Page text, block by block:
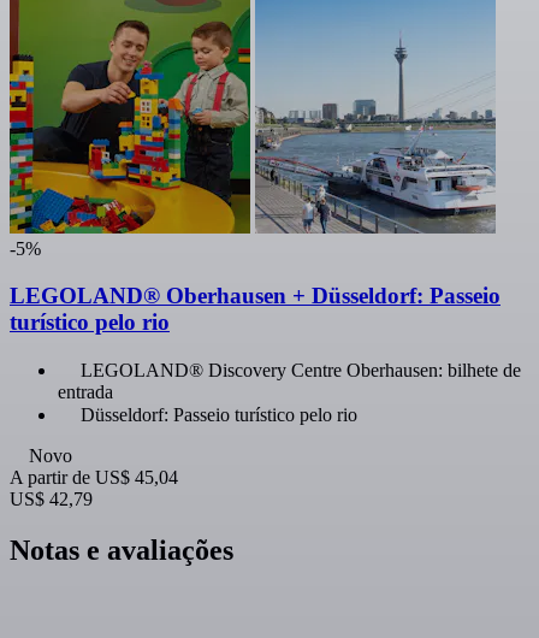
-5%
LEGOLAND® Oberhausen + Düsseldorf: Passeio
turístico pelo rio
LEGOLAND® Discovery Centre Oberhausen: bilhete de
entrada
Düsseldorf: Passeio turístico pelo rio
Novo
A partir de US$ 45,04
US$ 42,79
Notas e avaliações